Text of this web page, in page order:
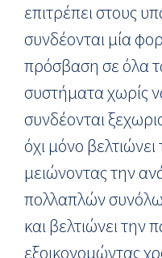
επιτρέπει στους
συνδέονται μία
πρόσβαση σε όλα
συστήματα χωρίς
συνδέονται
όχι μόνο
μειώνοντας την
πολλαπλών
και βελτιώνει την
εξοικονομώντας